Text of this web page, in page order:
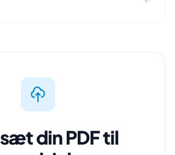
din PDF til